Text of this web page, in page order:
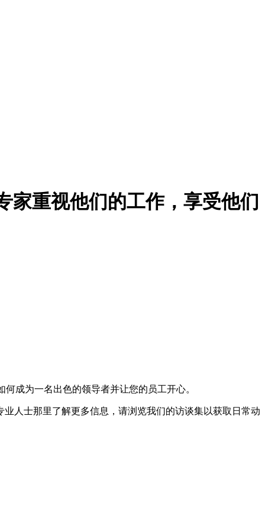
重视他们的工作，享受他们
何成为一名出色的领导者并让您的员工开心。
人士那里了解更多信息，请浏览我们的访谈集以获取日常动